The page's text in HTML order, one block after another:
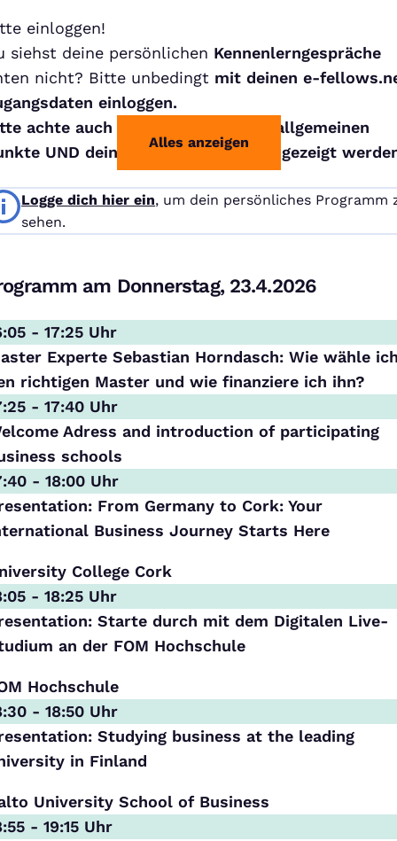
Alles anzeigen
einloggen!
siehst deine persönlichen Kennenlerngespräche
nicht? Bitte unbedingt mit deinen e-
einloggen.
achte auch darauf, dass die die allgemeinen
UND deine Einzelgespräche angezeigt
Logge dich hier ein, um dein persönliches Programm
sehen.
am Donnerstag, 23.4.2026
- 17:25 Uhr
Experte Sebastian Horndasch: Wie wähle
richtigen Master und wie finanziere ich ihn?
- 17:40 Uhr
Adress and introduction of participating
schools
- 18:00 Uhr
From Germany to Cork: Your
Business Journey Starts Here
College Cork
- 18:25 Uhr
Starte durch mit dem Digitalen Live-
an der FOM Hochschule
Hochschule
- 18:50 Uhr
Studying business at the leading
in Finland
University School of Business
- 19:15 Uhr